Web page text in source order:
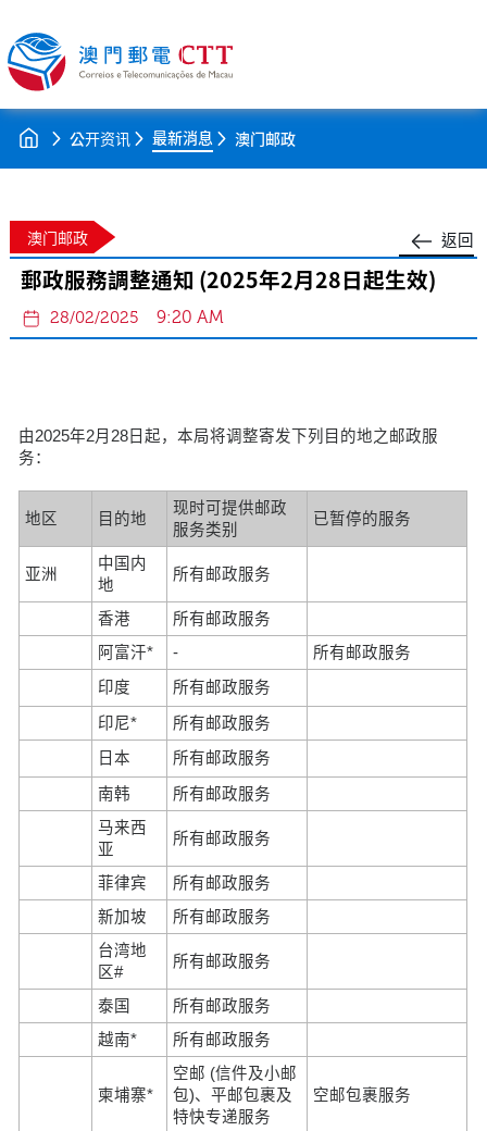
公开资讯 最新消息 澳门邮政
返回
澳门邮政
郵政服務調整通知 (2025年2月28日起生效)
28/02/2025 9:20 AM
由2025年2月28日起，本局将调整寄发下列目的地之邮政服
务：
地区 目的地
现时可提供邮政
服务类别
已暂停的服务
亚洲
中国内
地
所有邮政服务
香港
所有邮政服务
阿富汗*
-
所有邮政服务
印度
所有邮政服务
印尼*
所有邮政服务
日本
所有邮政服务
南韩
所有邮政服务
马来西
亚
所有邮政服务
菲律宾
所有邮政服务
新加坡
所有邮政服务
台湾地
区#
所有邮政服务
泰国
所有邮政服务
越南*
所有邮政服务
柬埔寨*
空邮 (信件及小邮
包)、平邮包裹及
特快专递服务
空邮包裹服务